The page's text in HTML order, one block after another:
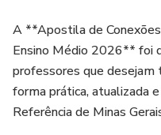
A **Apostila de
Ensino Médio 2026** foi
professores que desejam
forma prática, atualizada
Referência de Minas